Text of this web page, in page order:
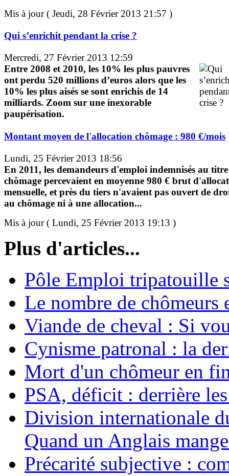
Mis à jour ( Jeudi, 28 Février 2013 21:57 )
Qui s’enrichit pendant la crise ?
Mercredi, 27 Février 2013 12:59
Entre 2008 et 2010, les 10% les plus pauvres
ont perdu 520 millions d’euros alors que les
10% les plus aisés se sont enrichis de 14
milliards. Zoom sur une inexorable
paupérisation.
Montant moyen de l'allocation chômage : 980 €/mois
Lundi, 25 Février 2013 18:56
En 2011, les demandeurs d'emploi indemnisés au
chômage percevaient en moyenne 980 € brut
mensuelle, et près du tiers n'avaient pas ouvert de
au chômage ni à une allocation...
Mis à jour ( Lundi, 25 Février 2013 19:13 )
Plus d'articles...
Pôle Emploi tripatouille
Le nombre de
Viande de cheval : Si
Cynisme patronal : la
Mort d'un chômeur en
PSA, déficit : derrière
Division internationale
Quand un Anglais
Précarité subjective :